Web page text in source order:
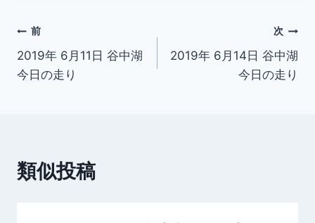
投
稿
ー
前
2019年 6月11日 谷中湖
今日の走り
次
2019年 6月14日 谷中湖
今日の走り
類似投稿